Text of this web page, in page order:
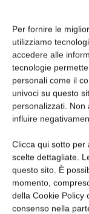
Per fornire le
utilizziamo
accedere alle
tecnologie
personali come il
univoci su questo
personalizzati.
influire
Clicca qui sotto per
scelte dettagliate.
questo sito. È
momento,
della Cookie Policy
consenso nella
10 hanno
lattiero-
percorso.
“Così il
garantire un
affrontare le
giovani-
tradizione
sempre”,
consorzio di